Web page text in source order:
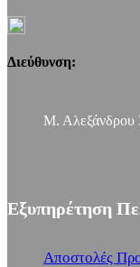
Διεύθυνση:
Μ. Αλεξάνδρου
Εξυπηρέτηση
Αποστολές